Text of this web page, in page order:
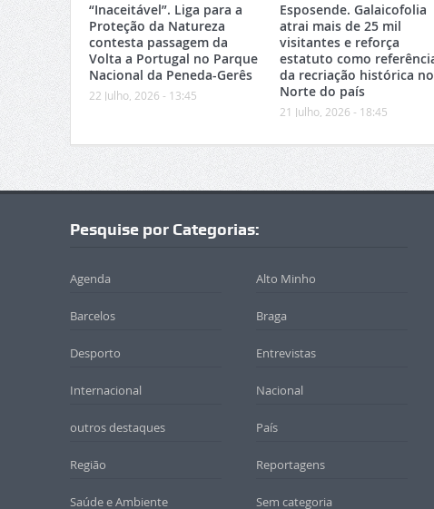
“Inaceitável”. Liga para a
Proteção da Natureza
contesta passagem da
Volta a Portugal no Parque
Nacional da Peneda-Gerês
22 Julho, 2026 - 13:45
Esposende. Galaicofolia
atrai mais de 25 mil
visitantes e reforça
estatuto como
da recriação histórica no
Norte do país
21 Julho, 2026 - 18:45
Pesquise por Categorias:
Agenda Alto Minho
Barcelos Braga
Desporto Entrevistas
Internacional Nacional
outros destaques País
Região Reportagens
Saúde e Ambiente Sem categoria